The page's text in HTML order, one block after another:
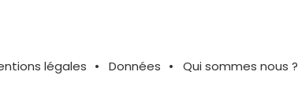
légales Données Qui sommes nous ?